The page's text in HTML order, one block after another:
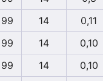
99 14
0,11
99 14
0,10
99 14
0,10